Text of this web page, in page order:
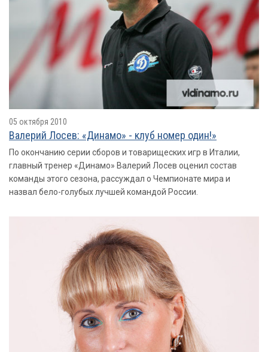
05 октября 2010
Валерий Лосев: «Динамо» - клуб номер один!»
По окончанию серии сборов и товарищеских игр в Италии,
главный тренер «Динамо» Валерий Лосев оценил состав
команды этого сезона, рассуждал о Чемпионате мира и
назвал бело-голубых лучшей командой России.